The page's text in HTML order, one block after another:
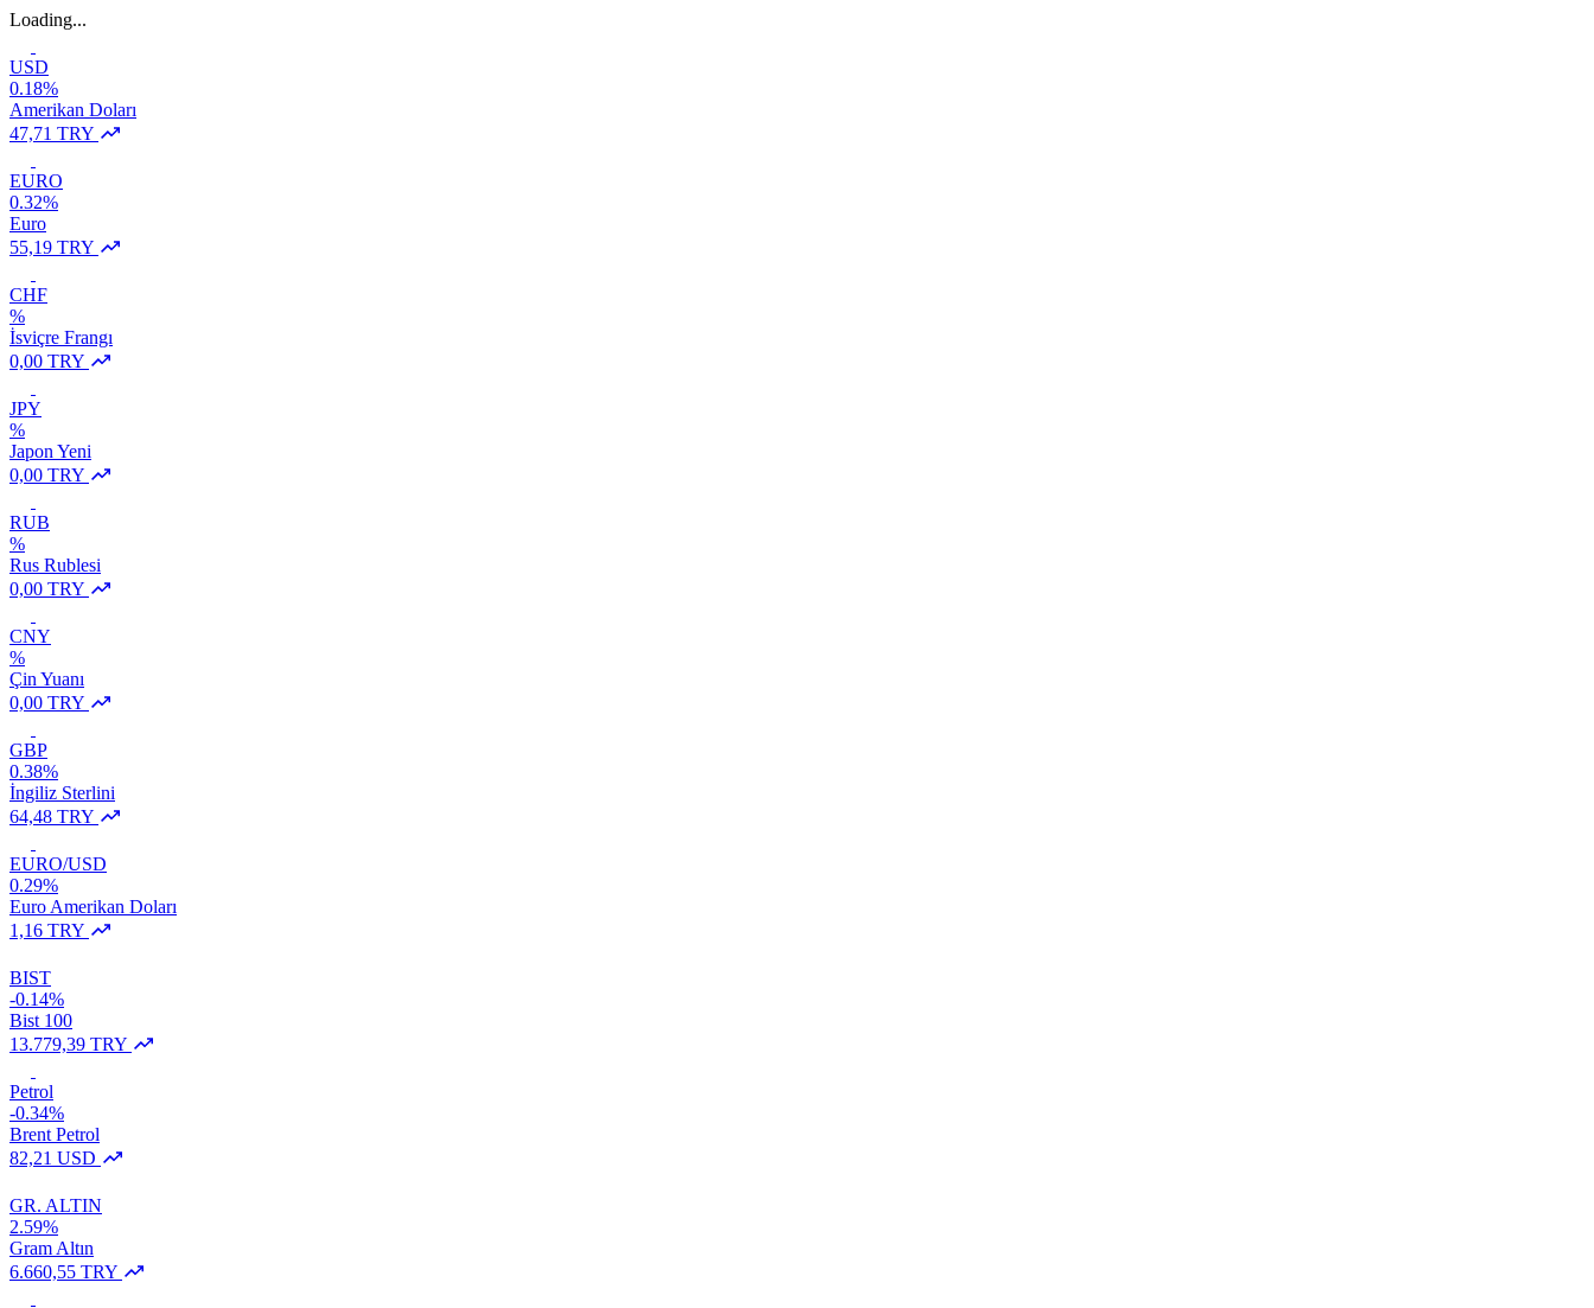
Loading...
USD
0.18%
Amerikan Doları
47,71 TRY
EURO
0.32%
Euro
55,19 TRY
CHF
%
İsviçre Frangı
0,00 TRY
JPY
%
Japon Yeni
0,00 TRY
RUB
%
Rus Rublesi
0,00 TRY
CNY
%
Çin Yuanı
0,00 TRY
GBP
0.38%
İngiliz Sterlini
64,48 TRY
EURO/USD
0.29%
Euro Amerikan Doları
1,16 TRY
BIST
-0.14%
Bist 100
13.779,39 TRY
Petrol
-0.34%
Brent Petrol
82,21 USD
GR. ALTIN
2.59%
Gram Altın
6.660,55 TRY